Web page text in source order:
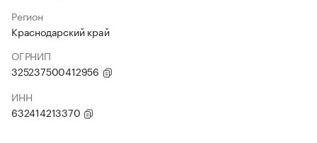
Регион
Краснодарский край
ОГРНИП
325237500412956
ИНН
632414213370